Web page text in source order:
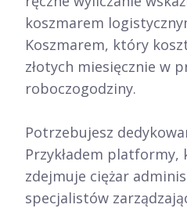
koszmarem
Koszmarem, który
złotych miesięcznie w
roboczogodziny.
Potrzebujesz
Przykładem platformy,
zdejmuje ciężar
specjalistów